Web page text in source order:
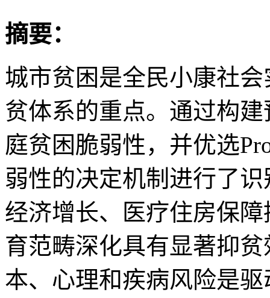
摘要：
城市贫困是全民小康社
贫体系的重点。通过构
庭贫困脆弱性，并优选
弱性的决定机制进行了
经济增长、医疗住房保
育范畴深化具有显著抑
本、心理和疾病风险是